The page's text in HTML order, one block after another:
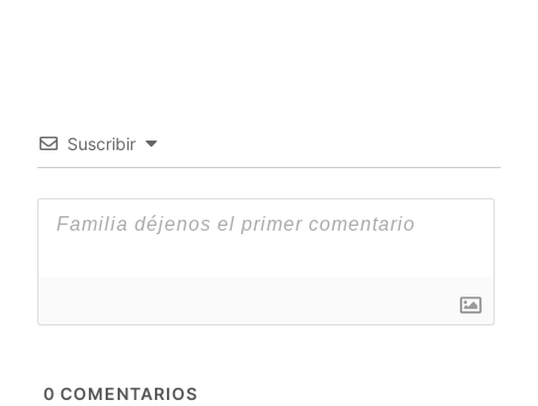
Suscribir
0 COMENTARIOS